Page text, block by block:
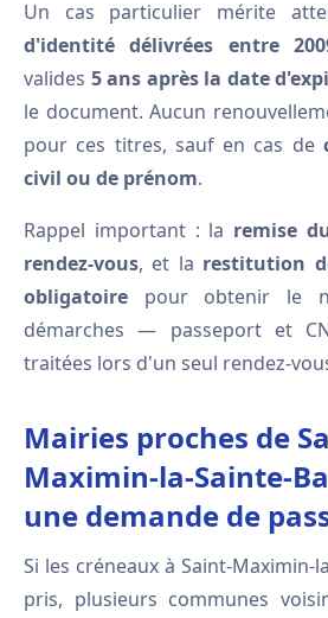
Un cas particulier mérite
d'identité délivrées entre
valides 5 ans après la date
le document. Aucun
pour ces titres, sauf en cas de
civil ou de prénom.
Rappel important : la remise
rendez-vous, et la restitution
obligatoire pour obtenir le
démarches — passeport et
traitées lors d'un seul rendez-
Mairies proches de
Maximin-la-Sainte-
une demande de
Si les créneaux à Saint-Maximin-
pris, plusieurs communes